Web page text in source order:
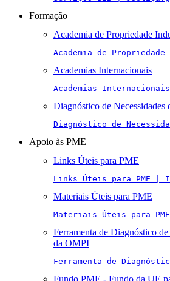
Formação
Academia de Propriedade
Academia de
Academias Internacionais
Academias
Diagnóstico de Necessidades
Diagnóstico de
Apoio às PME
Links Úteis para PME
Links Úteis para PME |
Materiais Úteis para PME
Materiais Úteis para
Ferramenta de Diagnóstico
da OMPI
Ferramenta de
Fundo PME - Fundo da UE